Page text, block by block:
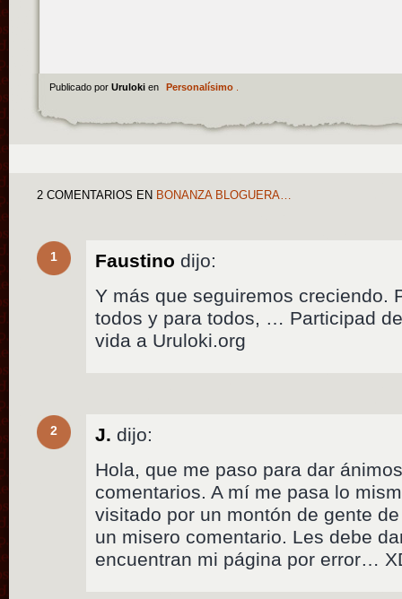
Publicado por Uruloki en Personalísimo.
2 COMENTARIOS EN BONANZA BLOGUERA…
1 Faustino dijo:
Y más que seguiremos creciendo.
todos y para todos, … Participad
vida a Uruloki.org
2 J. dijo:
Hola, que me paso para dar
comentarios. A mí me pasa lo
visitado por un montón de gente
un misero comentario. Les debe
encuentran mi página por error…